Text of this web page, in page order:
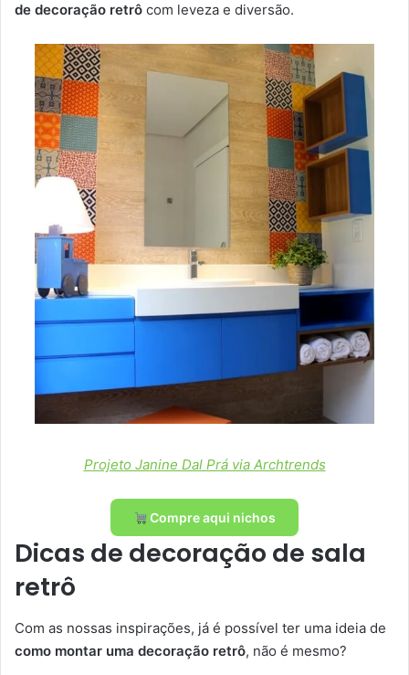
de decoração retrô com leveza e diversão.
Projeto Janine Dal Prá via Archtrends
Compre aqui nichos
Dicas de decoração de sala
retrô
Com as nossas inspirações, já é possível ter uma ideia de
como montar uma decoração retrô, não é mesmo?